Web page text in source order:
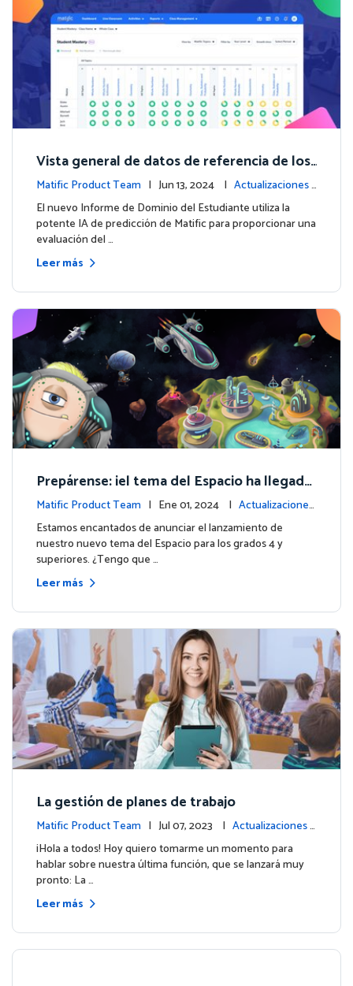
Vista general de datos de referencia de los
estudiantes con el nuevo Informe de Domi
nio del Estudiante
Matific Product Team | Jun 13, 2024 | Actualizaciones
de la plataforma
El nuevo Informe de Dominio del Estudiante utiliza la
potente IA de predicción de Matific para proporcionar una
evaluación del …
Leer más
Prepárense: ¡el tema del Espacio ha llegado
para los grados 4 y superiores!
Matific Product Team | Ene 01, 2024 | Actualizaciones
de la plataforma
Estamos encantados de anunciar el lanzamiento de
nuestro nuevo tema del Espacio para los grados 4 y
superiores. ¿Tengo que …
Leer más
La gestión de planes de trabajo
Matific Product Team | Jul 07, 2023 | Actualizaciones d
e la plataforma
¡Hola a todos! Hoy quiero tomarme un momento para
hablar sobre nuestra última función, que se lanzará muy
pronto: La …
Leer más